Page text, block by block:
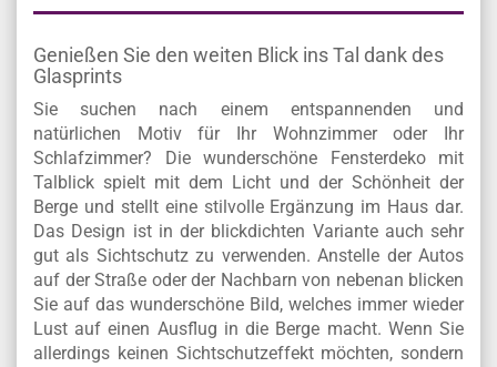
Genießen Sie den weiten Blick ins Tal dank des
Glasprints
Sie suchen nach einem entspannenden und
natürlichen Motiv für Ihr Wohnzimmer oder Ihr
Schlafzimmer? Die wunderschöne Fensterdeko mit
Talblick spielt mit dem Licht und der Schönheit der
Berge und stellt eine stilvolle Ergänzung im Haus dar.
Das Design ist in der blickdichten Variante auch sehr
gut als Sichtschutz zu verwenden. Anstelle der Autos
auf der Straße oder der Nachbarn von nebenan blicken
Sie auf das wunderschöne Bild, welches immer wieder
Lust auf einen Ausflug in die Berge macht. Wenn Sie
allerdings keinen Sichtschutzeffekt möchten, sondern